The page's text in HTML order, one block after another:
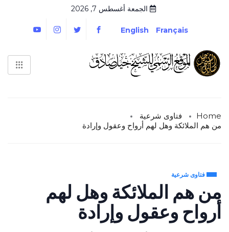
الجمعة أغسطس 7, 2026
Français
English
Home
فتاوى شرعية
من هم الملائكة وهل لهم أرواح وعقول وإرادة
فتاوى شرعية
من هم الملائكة وهل لهم
أرواح وعقول وإرادة